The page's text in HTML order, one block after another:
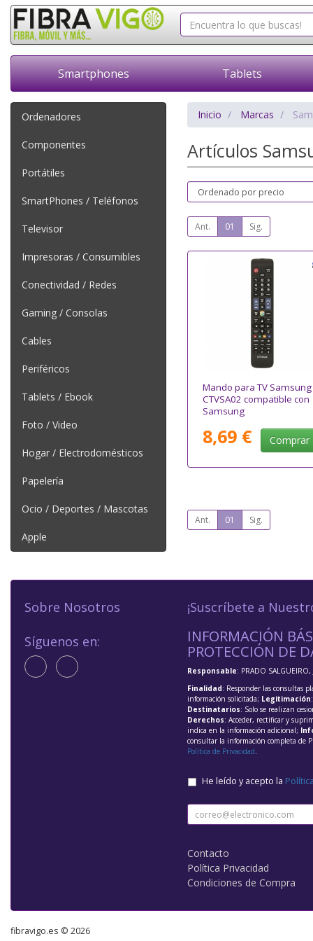
Smartphones Tablets
Ordenadores
Componentes
Portátiles
SmartPhones / Teléfonos
Televisor
Impresoras / Consumibles
Conectividad / Redes
Gaming / Consolas
Cables
Periféricos
Tablets / Ebook
Foto / Video
Hogar / Electrodomésticos
Papelería
Ocio / Deportes / Mascotas
Apple
Inicio Marcas
Artículos
Ant. 01 Sig.
Mando para TV Samsung
CTVSA02 compatible con
Samsung
8,69 € Comprar
Ant. 01 Sig.
Sobre Nosotros
Síguenos en:
¡Suscríbete a
INFORMACIÓN
PROTECCIÓN DE
Responsable: PRADO SALGUEIRO,
Finalidad: Responder las consultas
información solicitada; Legitimación
Destinatarios: Solo se realizan
Derechos: Acceder, rectificar y
indica en la información adicional;
consultar la información completa de
Política de Privacidad.
He leído y acepto la
Contacto
Política Privacidad
Condiciones de Compra
fibravigo.es © 2026